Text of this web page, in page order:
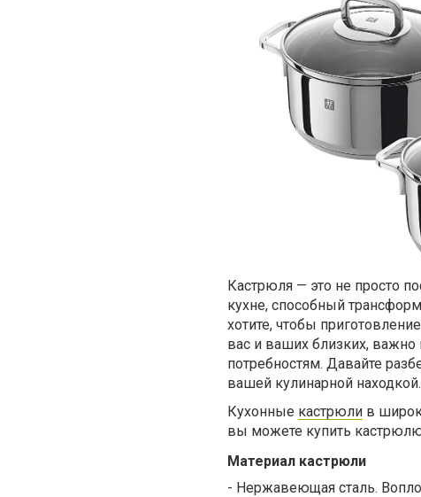
Кастрюля — это не просто
кухне, способный
хотите, чтобы
вас и ваших близких,
потребностям. Давайте
вашей кулинарной находкой.
Кухонные кастрюли в
вы можете купить
Материал кастрюли
- Нержавеющая сталь.